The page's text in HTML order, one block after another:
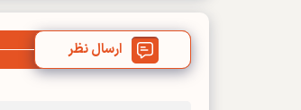
ارسال نظر